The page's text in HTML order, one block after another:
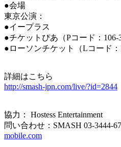
●会場
東京公演：
●イープラス
●チケットぴあ（Pコード：
●ローソンチケット（Lコード：
詳細はこちら
http://smash-jpn.com/live/?id=2844
協力： Hostess Entertainment
問い合わせ：SMASH 03-3444-
mobile.com